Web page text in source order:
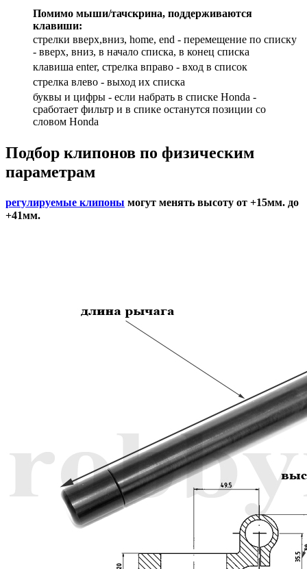
Помимо мыши/тачскрина, поддерживаются
клавиши:
стрелки вверх,вниз, home, end - перемещение по списку
- вверх, вниз, в начало списка, в конец списка
клавиша enter, стрелка вправо - вход в список
cтрелка влево - выход их списка
буквы и цифры - если набрать в списке Honda -
сработает фильтр и в спике останутся позиции со
словом Honda
Подбор клипонов по физическим
параметрам
регулируемые клипоны могут менять высоту от +15мм. до
+41мм.